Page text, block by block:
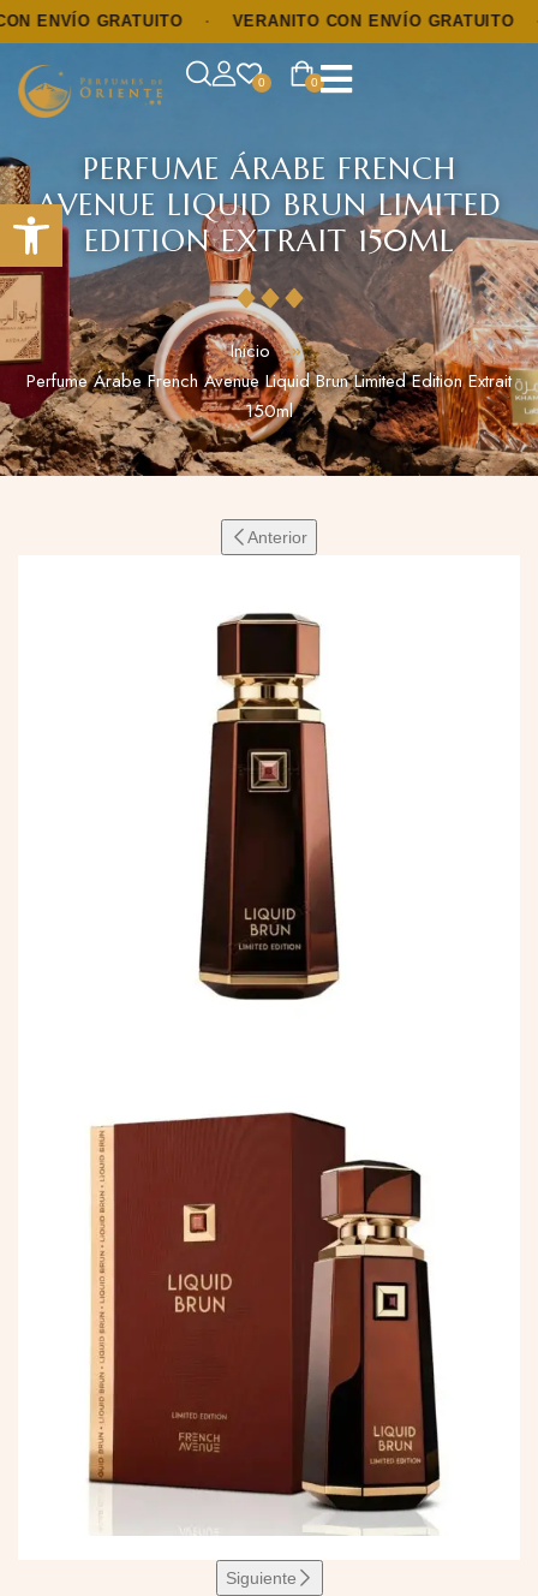
Abrir barra de herramientas
GRATUITO · VERANITO CON ENVÍO GRATUITO ·
0
0
PERFUME ÁRABE FRENCH
AVENUE LIQUID BRUN LIMITED
EDITION EXTRAIT 150ML
Inicio
Perfume Árabe French Avenue Liquid Brun Limited Edition Extrait
150ml
Anterior
Siguiente